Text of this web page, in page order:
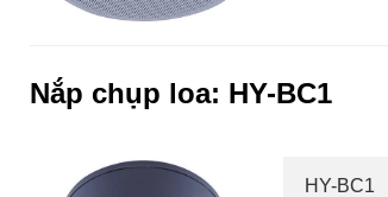
Nắp chụp loa: HY-BC1
HY-BC1